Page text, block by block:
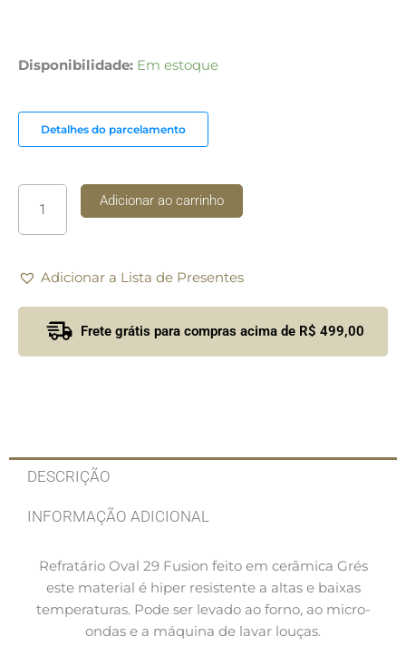
Disponibilidade: Em estoque
Detalhes do parcelamento
Refratário
Fusion
Vista
Adicionar ao carrinho
Adicionar a Lista de Presentes
Frete grátis para compras acima de R$ 499,00
DESCRIÇÃO
INFORMAÇÃO ADICIONAL
Refratário Oval 29 Fusion feito em cerâmica Grés
este material é hiper resistente a altas e baixas
temperaturas. Pode ser levado ao forno, ao micro-
ondas e a máquina de lavar louças.